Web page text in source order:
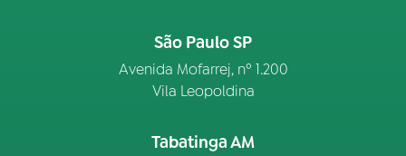
São Paulo SP
Avenida Mofarrej, nº 1.200
Vila Leopoldina
Tabatinga AM